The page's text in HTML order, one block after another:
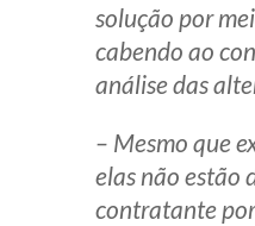
solução por
cabendo ao
análise das
– Mesmo que
elas não estão
contratante